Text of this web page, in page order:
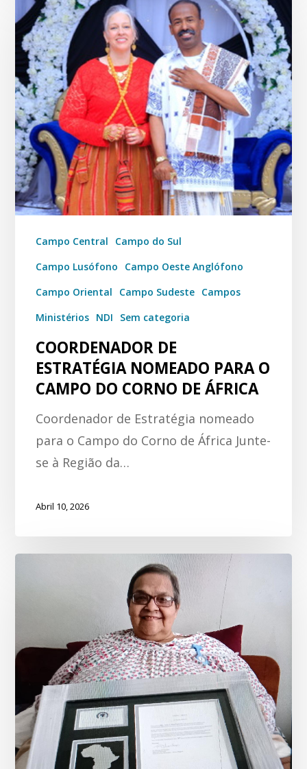
Campo Central
Campo do Sul
Campo Lusófono
Campo Oeste Anglófono
Campo Oriental
Campo Sudeste Campos
Ministérios NDI Sem categoria
COORDENADOR DE
ESTRATÉGIA NOMEADO PARA O
CAMPO DO CORNO DE ÁFRICA
Coordenador de Estratégia nomeado
para o Campo do Corno de África Junte-
se à Região da…
Abril 10, 2026